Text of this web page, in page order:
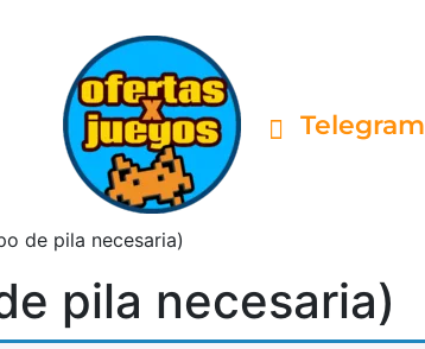
Telegram
de pila necesaria)
pila necesaria)